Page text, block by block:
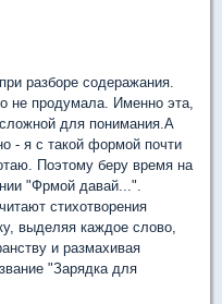
разборе содеражания.
не продумала. Именно эта,
для понимания.А
- я с такой формой почти
Поэтому беру время на
"Фрмой давай...".
стихотворения
выделяя каждое слово,
и размахивая
"Зарядка для